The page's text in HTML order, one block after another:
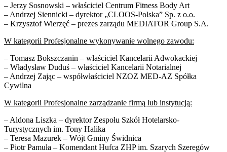
– Jerzy Sosnowski – właściciel Centrum Fitness Body Art
– Andrzej Siennicki – dyrektor „CLOOS-Polska” Sp. z o.o.
– Krzysztof Wierzęć – prezes zarządu MEDIATOR Group S.A.
W kategorii Profesjonalne wykonywanie wolnego zawodu:
– Tomasz Bokszczanin – właściciel Kancelarii Adwokackiej
– Władysław Duduś – właściciel Kancelarii Notarialnej
– Andrzej Zając – współwłaściciel NZOZ MED-AZ Spółka
Cywilna
W kategorii Profesjonalne zarządzanie firmą lub instytucją:
– Aldona Liszka – dyrektor Zespołu Szkół Hotelarsko-
Turystycznych im. Tony Halika
– Teresa Mazurek – Wójt Gminy Świdnica
– Piotr Pamuła – Komendant Hufca ZHP im. Szarych Szeregów